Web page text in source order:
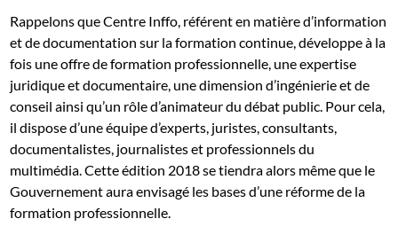
Rappelons que Centre Inffo, référent en matière d’information
et de documentation sur la formation continue, développe à la
fois une offre de formation professionnelle, une expertise
juridique et documentaire, une dimension d’ingénierie et de
conseil ainsi qu’un rôle d’animateur du débat public. Pour cela,
il dispose d’une équipe d’experts, juristes, consultants,
documentalistes, journalistes et professionnels du
multimédia. Cette édition 2018 se tiendra alors même que le
Gouvernement aura envisagé les bases d’une réforme de la
formation professionnelle.